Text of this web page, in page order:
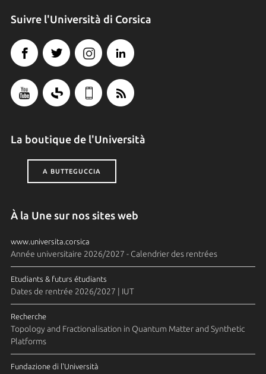
Suivre l'Università di Corsica
La boutique de l'Università
A BUTTEGUCCIA
À la Une sur nos sites web
www.universita.corsica
Année universitaire 2026/2027 - Calendrier des rentrées
Etudiants & futurs étudiants
Dates de rentrée 2026/2027 | IUT
Recherche
Topology and Fractionalisation in Quantum Matter and Synthetic
Platforms
Fundazione di l'Università